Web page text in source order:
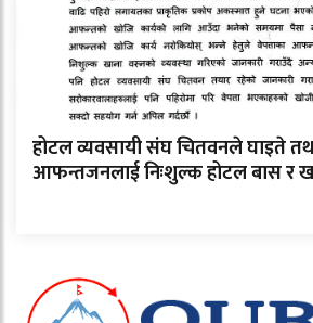
होटल व्यवसायी संघ चितवनले घाइते तथा
आफन्तजनलाई निःशुल्क होटल बास र